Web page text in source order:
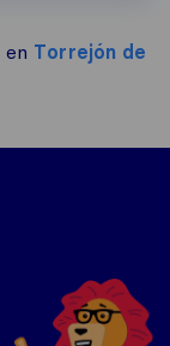
en Torrejón de